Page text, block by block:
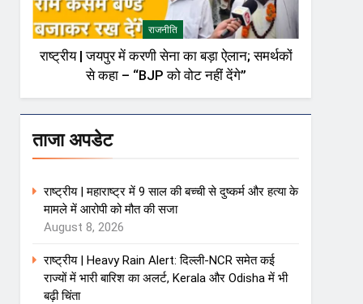
राजनीति
राष्ट्रीय | जयपुर में करणी सेना का बड़ा ऐलान; समर्थकों
से कहा – “BJP को वोट नहीं देंगे”
ताजा अपडेट
राष्ट्रीय | महाराष्ट्र में 9 साल की बच्ची से दुष्कर्म और हत्या के
मामले में आरोपी को मौत की सजा
August 8, 2026
राष्ट्रीय | Heavy Rain Alert: दिल्ली-NCR समेत कई
राज्यों में भारी बारिश का अलर्ट, Kerala और Odisha में भी
बढ़ी चिंता